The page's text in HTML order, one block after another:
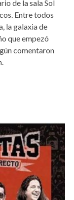
de la sala Sol
Entre todos
la galaxia de
que empezó
comentaron